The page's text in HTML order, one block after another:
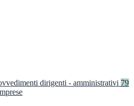
dirigenti - amministrativi 79